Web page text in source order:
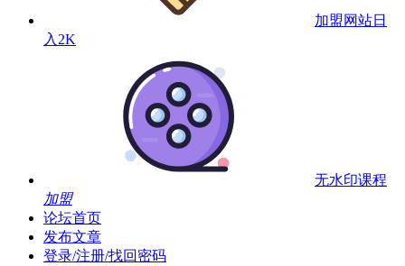
加盟网站日
入2K
无水印课程
加盟
论坛首页
发布文章
登录/注册/找回密码